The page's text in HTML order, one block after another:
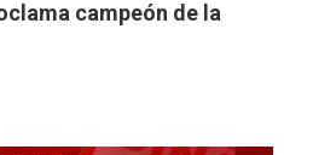
campeón de la